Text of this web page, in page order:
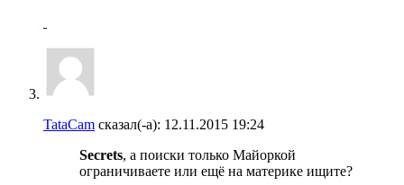
TataCam сказал(-а): 12.11.2015 19:24
Secrets, а поиски только Майоркой
ограничиваете или ещё на материке ищите?